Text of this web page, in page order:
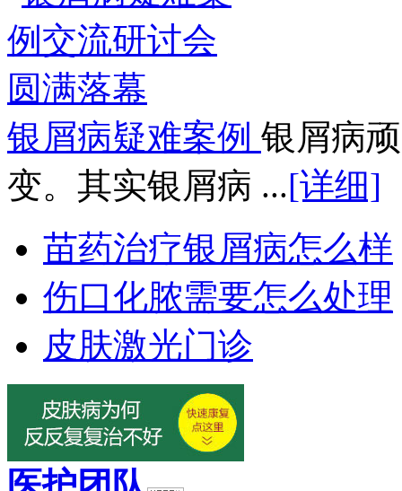
银屑病疑难案例 银屑病
变。其实银屑病 ...[详细]
苗药治疗银屑病怎么样
伤口化脓需要怎么处理
皮肤激光门诊